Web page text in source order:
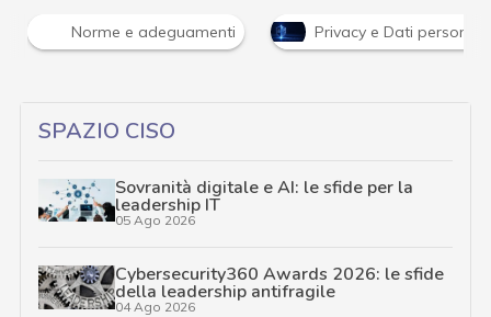
Norme e adeguamenti Privacy e Dati personali
SPAZIO CISO
Sovranità digitale e AI: le sfide per la
leadership IT
05 Ago 2026
Cybersecurity360 Awards 2026: le sfide
della leadership antifragile
04 Ago 2026